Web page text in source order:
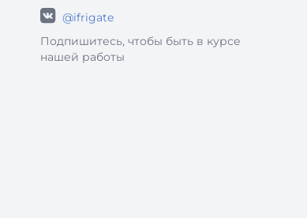
@ifrigate
Подпишитесь, чтобы быть в курсе
нашей работы